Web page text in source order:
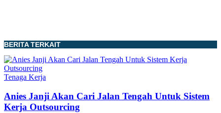
BERITA TERKAIT
Tenaga Kerja
Anies Janji Akan Cari Jalan Tengah Untuk Sistem
Kerja Outsourcing